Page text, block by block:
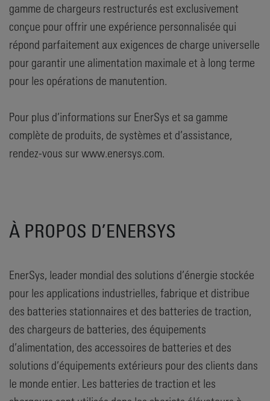
gamme de chargeurs restructurés est exclusivement
conçue pour offrir une expérience personnalisée qui
répond parfaitement aux exigences de charge universelle
pour garantir une alimentation maximale et à long terme
pour les opérations de manutention.
Pour plus d’informations sur EnerSys et sa gamme
complète de produits, de systèmes et d’assistance,
rendez-vous sur www.enersys.com.
À PROPOS D’ENERSYS
EnerSys, leader mondial des solutions d’énergie stockée
pour les applications industrielles, fabrique et distribue
des batteries stationnaires et des batteries de traction,
des chargeurs de batteries, des équipements
d’alimentation, des accessoires de batteries et des
solutions d’équipements extérieurs pour des clients dans
le monde entier. Les batteries de traction et les